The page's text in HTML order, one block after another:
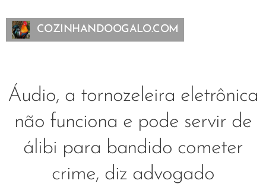
COZINHANDOOGALO.COM
Áudio, a tornozeleira eletrônica
não funciona e pode servir de
álibi para bandido cometer
crime, diz advogado